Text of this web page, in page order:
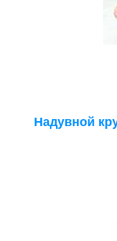
Надувной